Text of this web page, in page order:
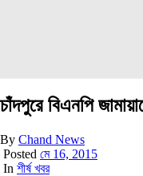
চাঁদপুরে বিএনপি
By Chand News
Posted মে 16, 2015
In শীর্ষ খবর